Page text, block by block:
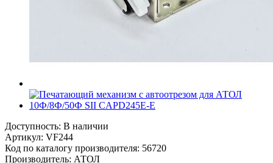
Доступность: В наличии
Артикул: VF244
Код по каталогу производителя: 56720
Производитель: АТОЛ